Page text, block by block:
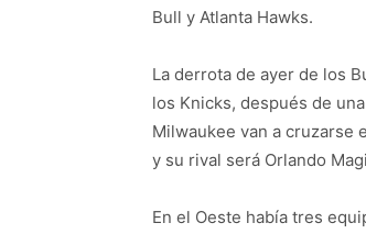
Bull y Atlanta Hawks.
La derrota de ayer de los
los Knicks, después de
Milwaukee van a cruzarse
y su rival será Orlando
En el Oeste había tres